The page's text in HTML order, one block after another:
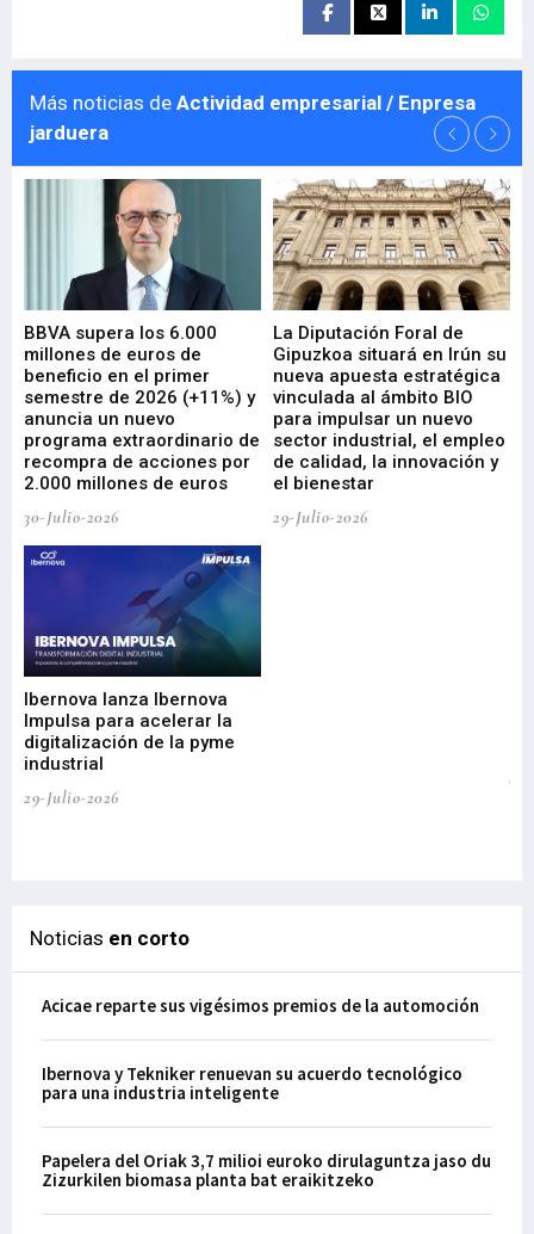
Más noticias de Actividad empresarial / Enpresa
jarduera
BBVA supera los 6.000
millones de euros de
beneficio en el primer
semestre de 2026 (+11%) y
anuncia un nuevo
programa extraordinario de
recompra de acciones por
2.000 millones de euros
30-Julio-2026
La Diputación Foral de
Gipuzkoa situará en Irún su
nueva apuesta estratégica
vinculada al ámbito BIO
para impulsar un nuevo
sector industrial, el empleo
de calidad, la innovación y
el bienestar
29-Julio-2026
Ibernova lanza Ibernova
Impulsa para acelerar la
digitalización de la pyme
industrial
29-Julio-2026
Noticias en corto
Acicae reparte sus vigésimos premios de la automoción
Ibernova y Tekniker renuevan su acuerdo tecnológico
para una industria inteligente
Papelera del Oriak 3,7 milioi euroko dirulaguntza jaso du
Zizurkilen biomasa planta bat eraikitzeko